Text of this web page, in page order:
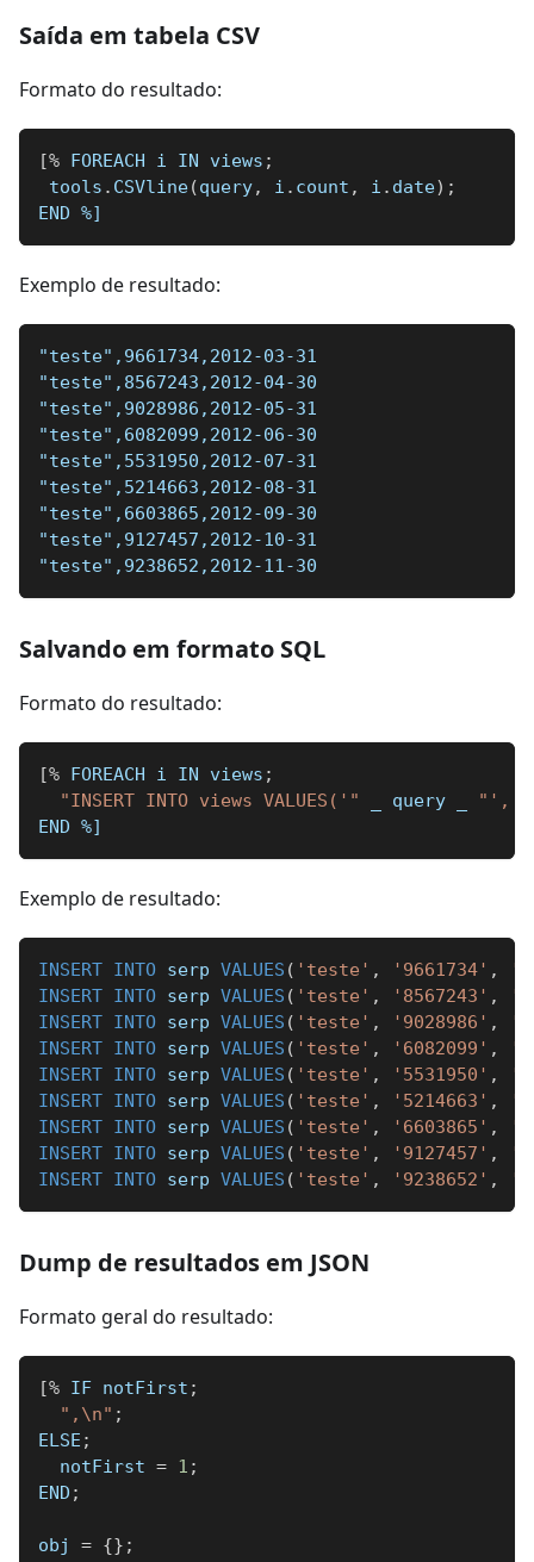
Saída em tabela CSV
Formato do resultado:
[% FOREACH i IN views ;
tools . CSVline(query, i . count , i . date) ;
END %]
Exemplo de resultado:
"teste",9661734,2012-03-31
"teste",8567243,2012-04-30
"teste",9028986,2012-05-31
"teste",6082099,2012-06-30
"teste",5531950,2012-07-31
"teste",5214663,2012-08-31
"teste",6603865,2012-09-30
"teste",9127457,2012-10-31
"teste",9238652,2012-11-30
Salvando em formato SQL
Formato do resultado:
[% FOREACH i IN views ;
"INSERT INTO views VALUES('"
query
"',
END %]
Exemplo de resultado:
INSERT INTO serp VALUES ( 'teste' , '9661734' ,
INSERT INTO serp VALUES ( 'teste' , '8567243' ,
INSERT INTO serp VALUES ( 'teste' , '9028986' ,
INSERT INTO serp VALUES ( 'teste' , '6082099' ,
INSERT INTO serp VALUES ( 'teste' , '5531950' ,
INSERT INTO serp VALUES ( 'teste' , '5214663' ,
INSERT INTO serp VALUES ( 'teste' , '6603865' ,
INSERT INTO serp VALUES ( 'teste' , '9127457' ,
INSERT INTO serp VALUES ( 'teste' , '9238652' ,
Dump de resultados em JSON
Formato geral do resultado:
[% IF notFirst ;
",\n" ;
ELSE ;
  notFirst
= 1 ;
END ;
obj = {} ;